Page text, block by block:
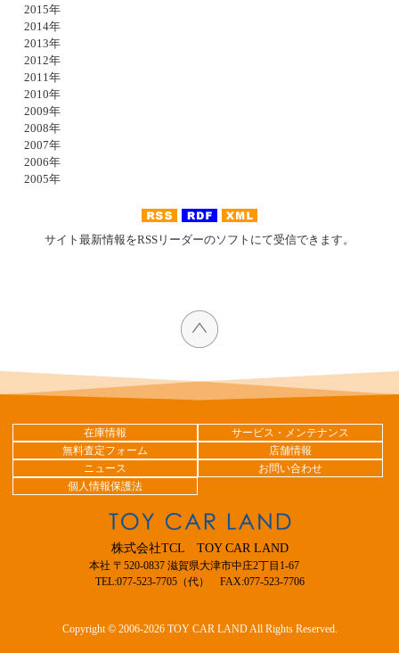
2015年
2014年
2013年
2012年
2011年
2010年
2009年
2008年
2007年
2006年
2005年
サイト最新情報をRSSリーダーのソフトにて受信できます。
在庫情報
サービス・メンテナンス
無料査定フォーム
店舗情報
ニュース
お問い合わせ
個人情報保護法
株式会社TCL TOY CAR LAND
本社 〒520-0837 滋賀県大津市中庄2丁目1-67
TEL:077-523-7705（代） FAX:077-523-7706
Copyright © 2006-2026 TOY CAR LAND All Rights Reserved.